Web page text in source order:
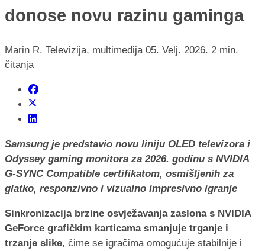
donose novu razinu gaminga
Marin R. Televizija, multimedija 05. Velj. 2026. 2 min.
čitanja
Samsung je predstavio novu liniju OLED televizora i
Odyssey gaming monitora za 2026. godinu s NVIDIA
G-SYNC Compatible certifikatom, osmišljenih za
glatko, responzivno i vizualno impresivno igranje
Sinkronizacija brzine osvježavanja zaslona s NVIDIA
GeForce grafičkim karticama smanjuje trganje i
trzanje slike, čime se igračima omogućuje stabilnije i